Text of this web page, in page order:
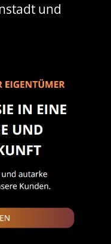
und